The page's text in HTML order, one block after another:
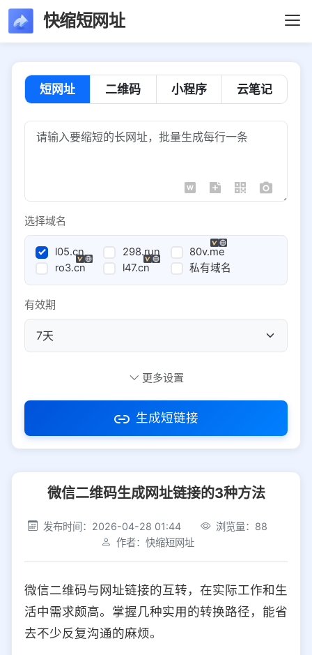
快缩短网址
短网址 二维码 小程序 云笔记
选择域名
l05.cn 298.run
80v.me
ro3.cn
l47.cn 私有域名
有效期
访问密码
社交平台 电商平台
选择防红平台类型，避免链接被拦截
iOS Android PC 其他
选择允许访问的平台类型
更多设置
生成短链接
微信二维码生成网址链接的3种方法
发布时间：2026-04-28 01:44
浏览量：88
作者：快缩短网址
微信二维码与网址链接的互转，在实际工作和生
活中需求颇高。掌握几种实用的转换路径，能省
去不少反复沟通的麻烦。